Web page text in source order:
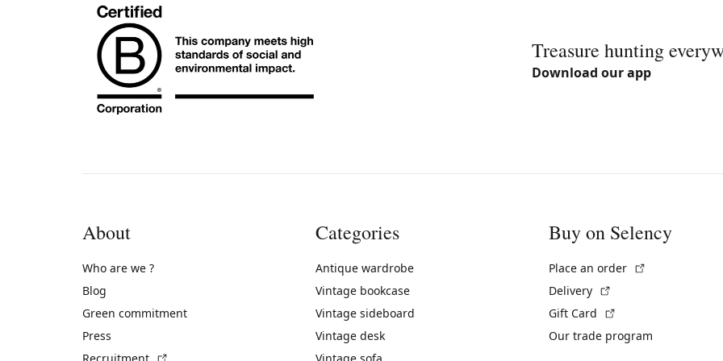
Treasure hunting
Download our app
About
Who are we ?
Blog
Green commitment
Press
Recruitment
Categories
Antique wardrobe
Vintage bookcase
Vintage sideboard
Vintage desk
Vintage sofa
Buy on Selency
Place an order
Delivery
Gift Card
Our trade program